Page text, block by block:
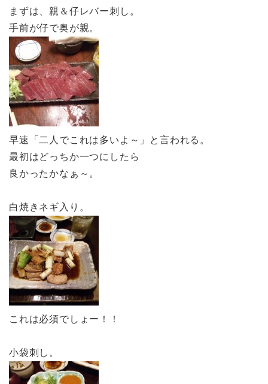
まずは、親＆仔レバー刺し。
手前が仔で奥が親。
早速「二人でこれは多いよ～」と言われる。
最初はどっちか一つにしたら
良かったかなぁ～。
白焼きネギ入り。
これは必須でしょー！！
小袋刺し。